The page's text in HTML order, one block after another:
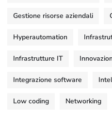
Gestione risorse aziendali
Hyperautomation
Infrastrutture IT
Integrazione software
Low coding Networking